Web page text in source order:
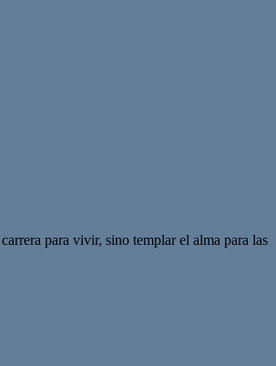
para vivir, sino templar el alma para las